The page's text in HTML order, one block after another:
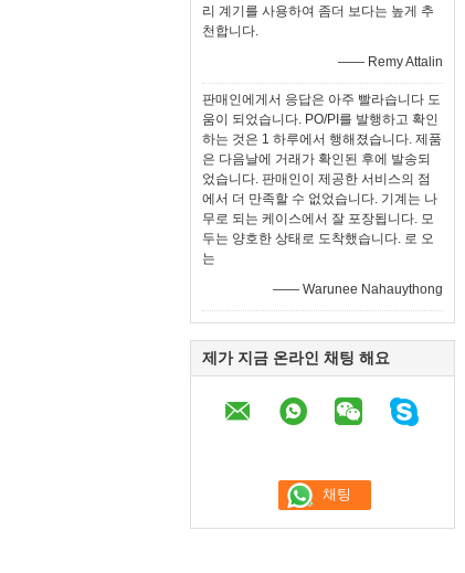
리 계기를 사용하여 좀더 보다는 높게 추
천합니다.
—— Remy Attalin
판매인에게서 응답은 아주 빨라습니다 도
움이 되었습니다. PO/PI를 발행하고 확인
하는 것은 1 하루에서 행해졌습니다. 제품
은 다음날에 거래가 확인된 후에 발송되
었습니다. 판매인이 제공한 서비스의 점
에서 더 만족할 수 없었습니다. 기계는 나
무로 되는 케이스에서 잘 포장됩니다. 모
두는 양호한 상태로 도착했습니다. 로 오
는
—— Warunee Nahauythong
제가 지금 온라인 채팅 해요